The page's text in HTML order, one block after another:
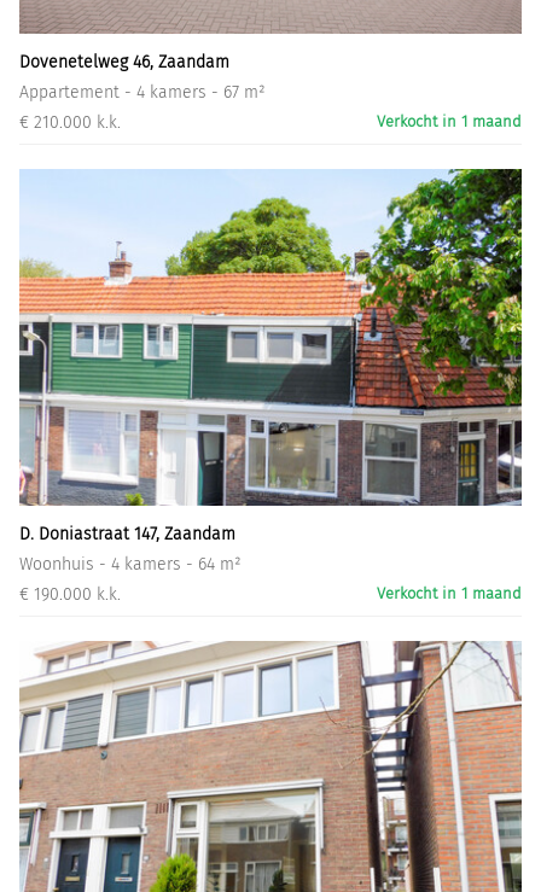
Dovenetelweg 46, Zaandam
Appartement - 4 kamers - 67 m²
€ 210.000 k.k.
Verkocht in 1 maand
D. Doniastraat 147, Zaandam
Woonhuis - 4 kamers - 64 m²
€ 190.000 k.k.
Verkocht in 1 maand